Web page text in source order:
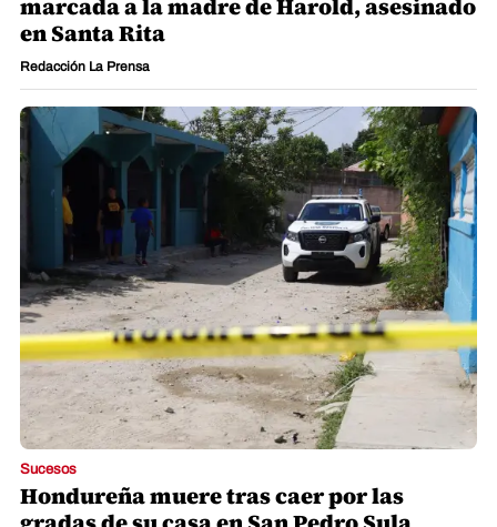
marcada a la madre de Harold, asesinado
en Santa Rita
Redacción La Prensa
Sucesos
Hondureña muere tras caer por las